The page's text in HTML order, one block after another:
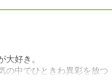
大好き。
の中でひときわ異彩を放つ